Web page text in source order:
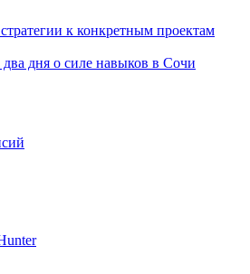
к конкретным проектам
дня о силе навыков в Сочи